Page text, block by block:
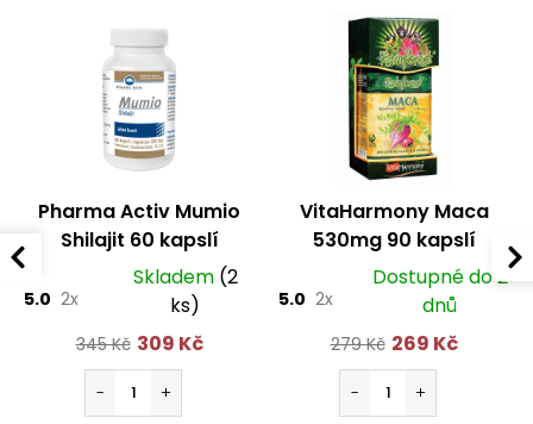
Pharma Activ Mumio
Shilajit 60 kapslí
5.0 2x
Skladem (2
ks)
345 Kč 309 Kč
VitaHarmony Maca
530mg 90 kapslí
5.0 2x
Dostupné do 2
dnů
279 Kč 269 Kč